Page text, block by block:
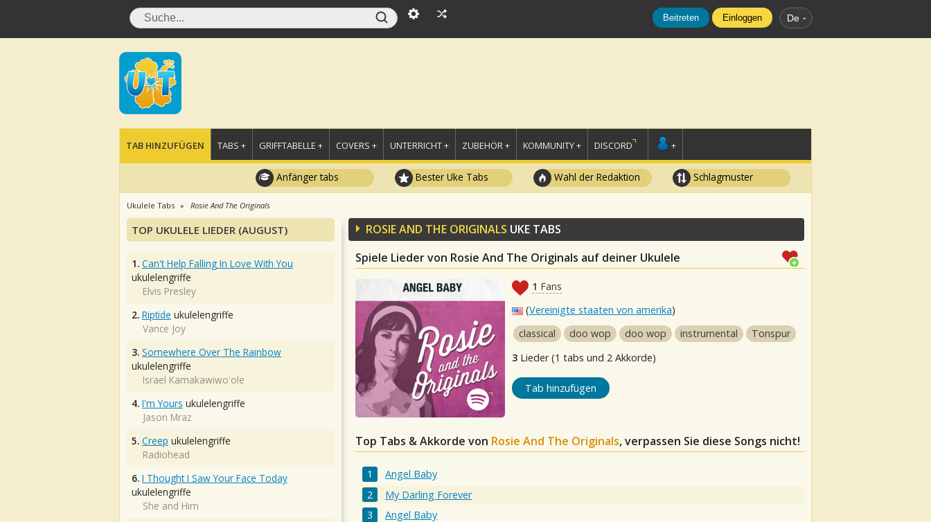
Beitreten Einloggen De
TAB HINZUFÜGEN TABS + GRIFFTABELLE + COVERS + UNTERRICHT + ZUBEHÖR + KOMMUNITY + DISCORD +
Anfänger tabs Bester Uke Tabs Wahl der Redaktion Schlagmuster
Ukulele Tabs Rosie And The Originals
ROSIE AND THE ORIGINALS UKE TABS
Spiele Lieder von Rosie And The Originals auf deiner Ukulele
1 Fans
(Vereinigte staaten von amerika)
classical
doo wop doo wop instrumental
Tonspur
3 Lieder (1 tabs und 2 Akkorde)
Tab hinzufügen
Top Tabs & Akkorde von Rosie And The Originals, verpassen Sie diese Songs nicht!
Angel Baby
My Darling Forever
Angel Baby
TOP UKULELE LIEDER (AUGUST)
1. Can't Help Falling In Love With You
ukulelengriffe
Elvis Presley
2. Riptide ukulelengriffe
Vance Joy
3. Somewhere Over The Rainbow
ukulelengriffe
Israel Kamakawiwo'ole
4. I'm Yours ukulelengriffe
Jason Mraz
5. Creep ukulelengriffe
Radiohead
6. I Thought I Saw Your Face Today
ukulelengriffe
She and Him